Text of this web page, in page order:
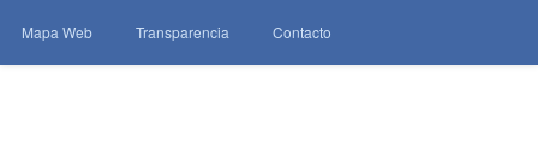
Mapa Web Transparencia Contacto